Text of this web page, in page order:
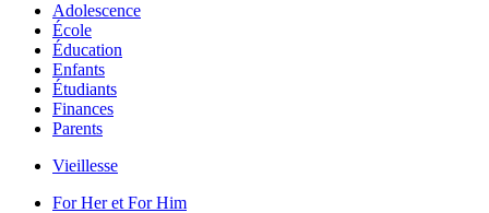
Adolescence
École
Éducation
Enfants
Étudiants
Finances
Parents
Vieillesse
For Her et For Him